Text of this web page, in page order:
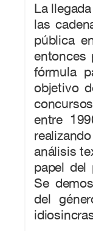
La
las
pública
entonces
fórmula
objetivo
entre
análisis
papel del
Se
del